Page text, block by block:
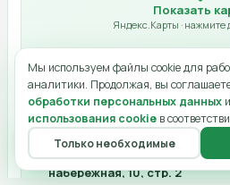
Показать
Яндекс.Карты · нажмите
Москва, Пресненская
набережная, 10, стр. 2
Ссылка онлайн
Лимит мест
Категория
Мы используем файлы cookie для
аналитики. Продолжая, вы
обработки персональных данных и
использования cookie в
Только необходимые
Главная Меню О нас